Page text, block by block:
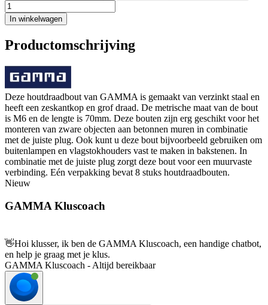
In winkelwagen
Productomschrijving
Deze houtdraadbout van GAMMA is gemaakt van verzinkt staal en
heeft een zeskantkop en grof draad. De metrische maat van de bout
is M6 en de lengte is 70mm. Deze bouten zijn erg geschikt voor het
monteren van zware objecten aan betonnen muren in combinatie
met de juiste plug. Ook kunt u deze bout bijvoorbeeld gebruiken om
buitenlampen en vlagstokhouders vast te maken in bakstenen. In
combinatie met de juiste plug zorgt deze bout voor een muurvaste
verbinding. Eén verpakking bevat 8 stuks houtdraadbouten.
Nieuw
GAMMA Kluscoach
👋Hoi klusser, ik ben de GAMMA Kluscoach, een handige chatbot,
en help je graag met je klus.
GAMMA Kluscoach - Altijd bereikbaar